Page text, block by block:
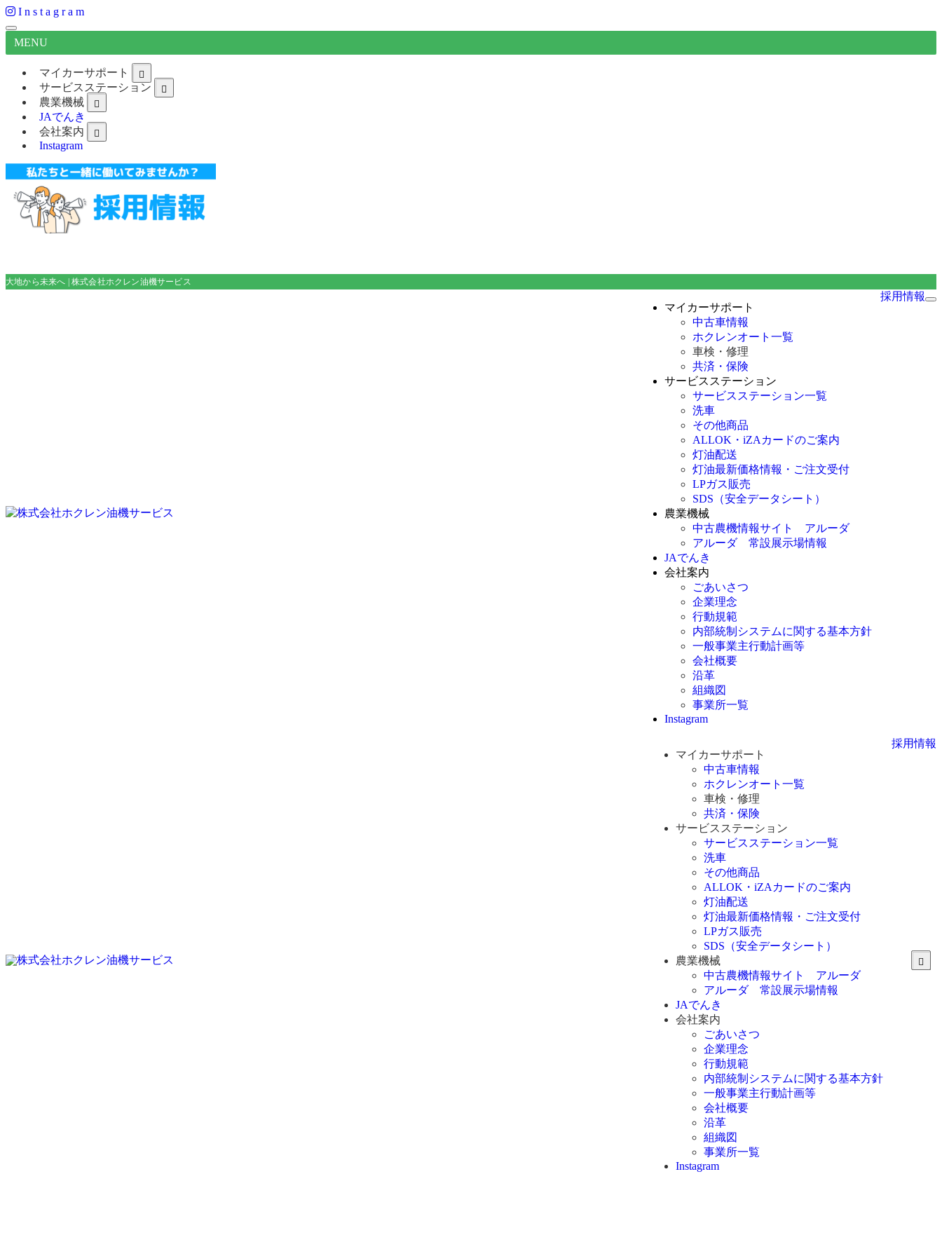
I n s t a g r a m
MENU
マイカーサポート
サービスステーション
農業機械
JAでんき
会社案内
Instagram
大地から未来へ | 株式会社ホクレン油機サービス
マイカーサポート
中古車情報
ホクレンオート一覧
車検・修理
共済・保険
サービスステーション
サービスステーション一覧
洗車
その他商品
ALLOK・iZAカードのご案内
灯油配送
灯油最新価格情報・ご注文受付
LPガス販売
SDS（安全データシート）
農業機械
中古農機情報サイト アルーダ
アルーダ 常設展示場情報
JAでんき
会社案内
ごあいさつ
企業理念
行動規範
内部統制システムに関する基本方針
一般事業主行動計画等
会社概要
沿革
組織図
事業所一覧
Instagram
採用情報
マイカーサポート
中古車情報
ホクレンオート一覧
車検・修理
共済・保険
サービスステーション
サービスステーション一覧
洗車
その他商品
ALLOK・iZAカードのご案内
灯油配送
灯油最新価格情報・ご注文受付
LPガス販売
SDS（安全データシート）
農業機械
中古農機情報サイト アルーダ
アルーダ 常設展示場情報
JAでんき
会社案内
ごあいさつ
企業理念
行動規範
内部統制システムに関する基本方針
一般事業主行動計画等
会社概要
沿革
組織図
事業所一覧
Instagram
採用情報